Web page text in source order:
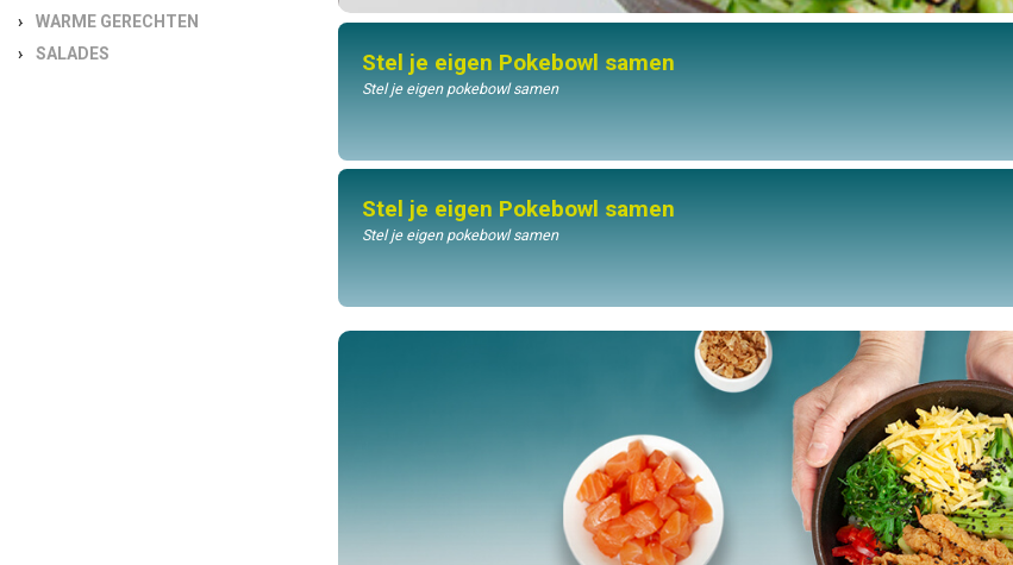
WARME GERECHTEN
SALADES
Stel je eigen Pokebowl samen
Stel je eigen pokebowl samen
Stel je eigen Pokebowl samen
Stel je eigen pokebowl samen